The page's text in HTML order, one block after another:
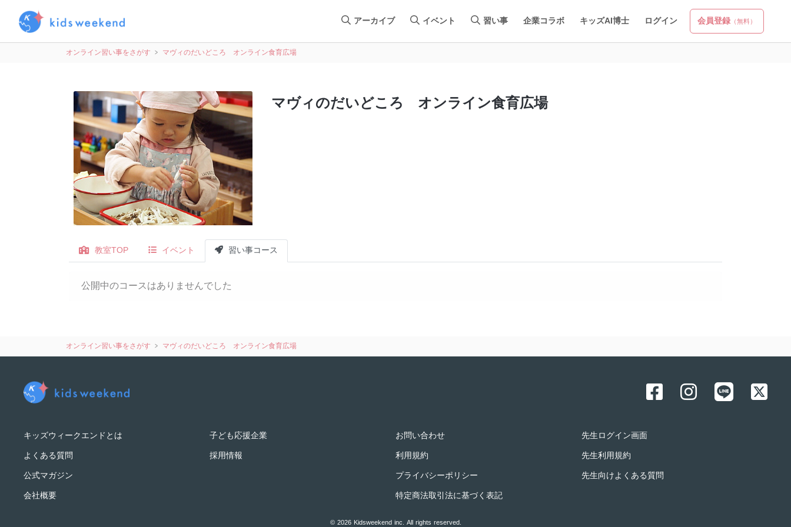
アーカイブ イベント 習い事 企業コラボ キッズAI博士 ログイン 会員登録（無料）
オンライン習い事をさがす マヴィのだいどころ オンライン食育広場
マヴィのだいどころ オンライン食育広場
教室TOP イベント 習い事コース
公開中のコースはありませんでした
オンライン習い事をさがす マヴィのだいどころ オンライン食育広場
キッズウィークエンドとは
よくある質問
公式マガジン
会社概要
子ども応援企業
採用情報
お問い合わせ
利用規約
プライバシーポリシー
特定商法取引法に基づく表記
先生ログイン画面
先生利用規約
先生向けよくある質問
© 2026 Kidsweekend inc. All rights reserved.